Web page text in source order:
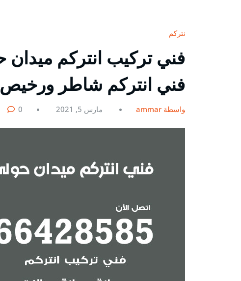
انتركم
فني انتركم شاطر ورخيص
بواسطة ammar مارس 5, 2021 0